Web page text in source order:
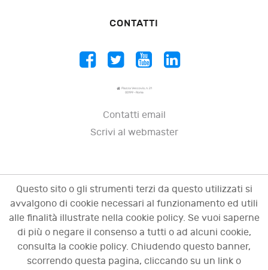
CONTATTI
Piazza Vescovio, n. 21
00199 - Roma
Contatti email
Scrivi al webmaster
© 2009 - 2026 OCI - Osservatorio sulle crisi
Questo sito o gli strumenti terzi da questo utilizzati si
avvalgono di cookie necessari al funzionamento ed utili
alle finalità illustrate nella cookie policy. Se vuoi saperne
di più o negare il consenso a tutti o ad alcuni cookie,
consulta la cookie policy. Chiudendo questo banner,
scorrendo questa pagina, cliccando su un link o